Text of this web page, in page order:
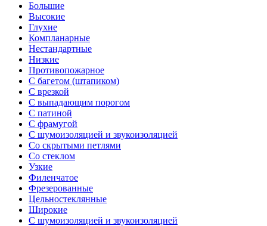
Большие
Высокие
Глухие
Компланарные
Нестандартные
Низкие
Противопожарное
С багетом (штапиком)
С врезкой
С выпадающим порогом
С патиной
С фрамугой
С шумоизоляцией и звукоизоляцией
Со скрытыми петлями
Со стеклом
Узкие
Филенчатое
Фрезерованные
Цельностеклянные
Широкие
С шумоизоляцией и звукоизоляцией